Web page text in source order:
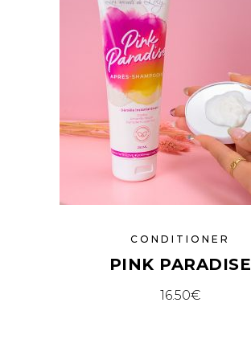
CONDITIONER
PINK PARADISE
16.50€